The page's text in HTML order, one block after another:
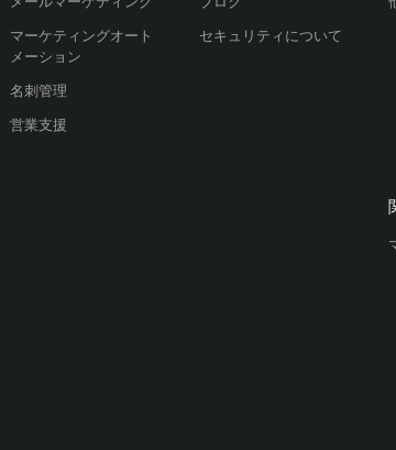
マーケティングオート
メーション
名刺管理
営業支援
セキュリティについて